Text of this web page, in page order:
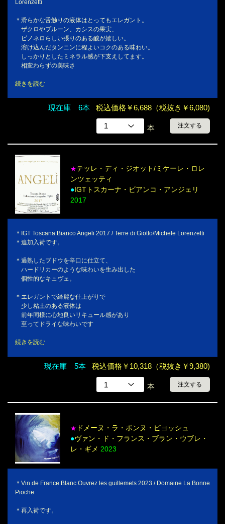
Lorenzetti
＊滑らかな舌触りの液体はとってもエレガント。
ザクロやプルーン、カシスの果実、
ピノネロらしい張りのある酸が嬉しい。
溶け込んだタンニンに程よいコクのある味わい。
しっかりとしたミネラル感が下支えしてます。
相変わらずの美味さ
続きを読む
現在庫 6本 税込価格￥6,688（税抜き￥6,080)
本 注文する
★テッレ・ディ・ジオット/ミケーレ・ロレ
ンツェッティ
●IGTトスカーナ・ビアンコ・アンジェリ
2017
＊IGT Toscana Bianco Angeli 2017 / Terre di Giotto/Michele Lorenzetti
＊追加入荷です。
＊過熟したブドウを辛口に仕立て、
ハードリカーのような味わいを生み出した
個性的なキュヴェ。
＊エレガントで綺麗な仕上がりで
少し粘土のある液体は
前年同様に心地良いリキュール感があり
至ってドライな味わいです
続きを読む
現在庫 5本 税込価格￥10,318（税抜き￥9,380)
本 注文する
★ ドメーヌ・ラ・ボンヌ・ピヨッシュ
●ヴァン・ド・フランス・ブラン・ウブレ・
レ・ギメ 2023
＊Vin de France Blanc Ouvrez les guillemets 2023 / Domaine La Bonne
Pioche
＊再入荷です。